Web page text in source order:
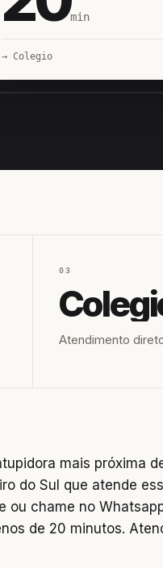
min
→ Colegio
03
Atendimento
mais próxima
do Sul que atende
ou chame no
de 20 minutos.